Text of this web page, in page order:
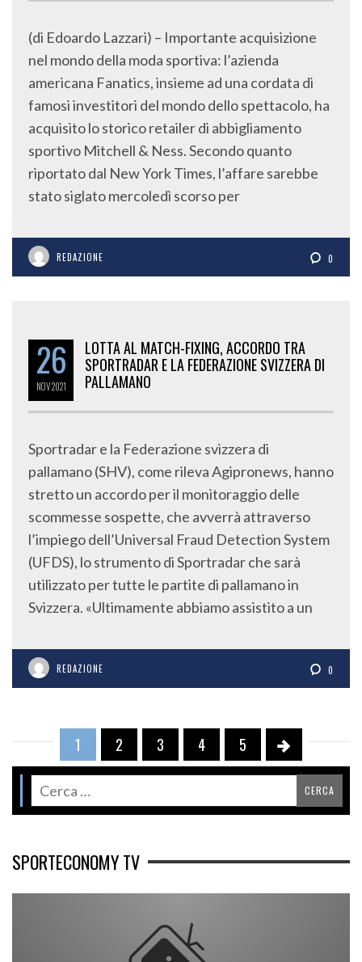
(di Edoardo Lazzari) – Importante acquisizione
nel mondo della moda sportiva: l’azienda
americana Fanatics, insieme ad una cordata di
famosi investitori del mondo dello spettacolo, ha
acquisito lo storico retailer di abbigliamento
sportivo Mitchell & Ness. Secondo quanto
riportato dal New York Times, l’affare sarebbe
stato siglato mercoledì scorso per
REDAZIONE 0
26
NOV2021
LOTTA AL MATCH-FIXING, ACCORDO TRA
SPORTRADAR E LA FEDERAZIONE SVIZZERA DI
PALLAMANO
Sportradar e la Federazione svizzera di
pallamano (SHV), come rileva Agipronews, hanno
stretto un accordo per il monitoraggio delle
scommesse sospette, che avverrà attraverso
l’impiego dell’Universal Fraud Detection System
(UFDS), lo strumento di Sportradar che sarà
utilizzato per tutte le partite di pallamano in
Svizzera. «Ultimamente abbiamo assistito a un
REDAZIONE 0
1 2 3 4 5
SPORTECONOMY TV